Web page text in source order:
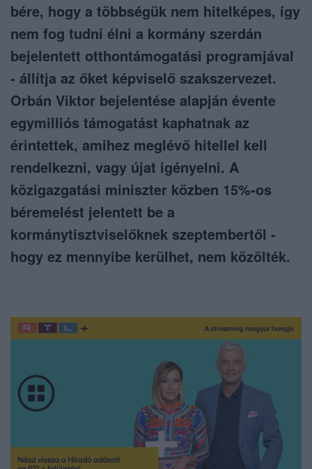
bére, hogy a többségük nem hitelképes, így
nem fog tudni élni a kormány szerdán
bejelentett otthontámogatási programjával
- állítja az őket képviselő szakszervezet.
Orbán Viktor bejelentése alapján évente
egymilliós támogatást kaphatnak az
érintettek, amihez meglévő hitellel kell
rendelkezni, vagy újat igényelni. A
közigazgatási miniszter közben 15%-os
béremelést jelentett be a
kormánytisztviselőknek szeptembertől -
hogy ez mennyibe kerülhet, nem közölték.